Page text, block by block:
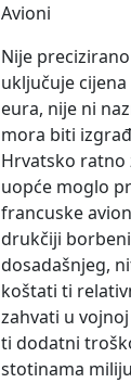
Avioni
Nije
uključuje
eura, nije ni
mora biti
Hrvatsko
uopće moglo
francuske
drukčiji
dosadašnjeg,
koštati ti
zahvati u
ti dodatni
stotinama